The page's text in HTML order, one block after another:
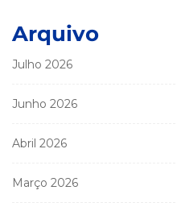
Arquivo
Julho 2026
Junho 2026
Abril 2026
Março 2026